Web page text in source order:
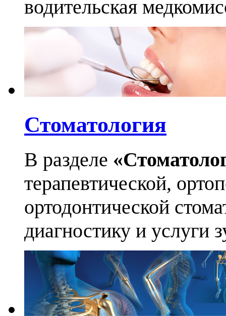
водительская
Стоматология
В разделе
терапевтической,
ортодонтической
диагностику и услуги